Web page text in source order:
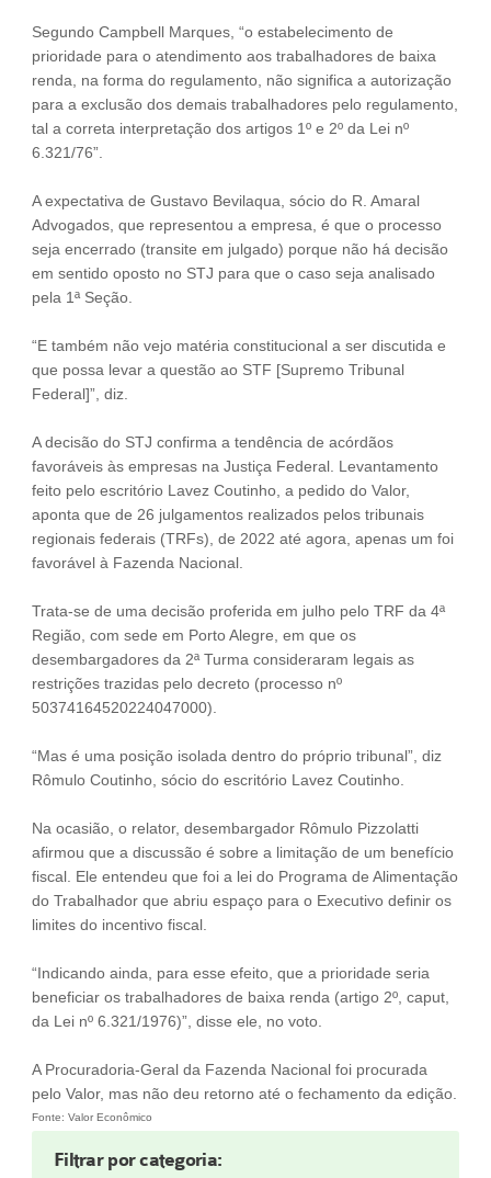
Segundo Campbell Marques, “o estabelecimento de
prioridade para o atendimento aos trabalhadores de baixa
renda, na forma do regulamento, não significa a autorização
para a exclusão dos demais trabalhadores pelo regulamento,
tal a correta interpretação dos artigos 1º e 2º da Lei nº
6.321/76”.
A expectativa de Gustavo Bevilaqua, sócio do R. Amaral
Advogados, que representou a empresa, é que o processo
seja encerrado (transite em julgado) porque não há decisão
em sentido oposto no STJ para que o caso seja analisado
pela 1ª Seção.
“E também não vejo matéria constitucional a ser discutida e
que possa levar a questão ao STF [Supremo Tribunal
Federal]”, diz.
A decisão do STJ confirma a tendência de acórdãos
favoráveis às empresas na Justiça Federal. Levantamento
feito pelo escritório Lavez Coutinho, a pedido do Valor,
aponta que de 26 julgamentos realizados pelos tribunais
regionais federais (TRFs), de 2022 até agora, apenas um foi
favorável à Fazenda Nacional.
Trata-se de uma decisão proferida em julho pelo TRF da 4ª
Região, com sede em Porto Alegre, em que os
desembargadores da 2ª Turma consideraram legais as
restrições trazidas pelo decreto (processo nº
50374164520224047000).
“Mas é uma posição isolada dentro do próprio tribunal”, diz
Rômulo Coutinho, sócio do escritório Lavez Coutinho.
Na ocasião, o relator, desembargador Rômulo Pizzolatti
afirmou que a discussão é sobre a limitação de um benefício
fiscal. Ele entendeu que foi a lei do Programa de Alimentação
do Trabalhador que abriu espaço para o Executivo definir os
limites do incentivo fiscal.
“Indicando ainda, para esse efeito, que a prioridade seria
beneficiar os trabalhadores de baixa renda (artigo 2º, caput,
da Lei nº 6.321/1976)”, disse ele, no voto.
A Procuradoria-Geral da Fazenda Nacional foi procurada
pelo Valor, mas não deu retorno até o fechamento da edição.
Fonte: Valor Econômico
Filtrar por categoria: